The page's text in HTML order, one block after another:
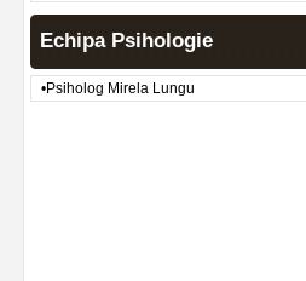
Echipa Psihologie
•Psiholog Mirela Lungu